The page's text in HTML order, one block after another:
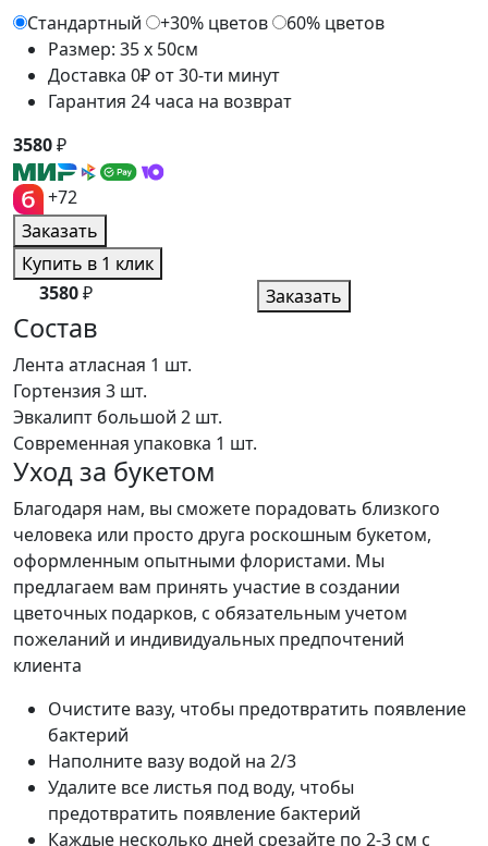
Стандартный
+30% цветов
60% цветов
Размер: 35 x 50см
Доставка 0₽ от 30-ти минут
Гарантия 24 часа на возврат
3580₽
+72
Заказать
Купить в 1 клик
3580₽ Заказать
Состав
Лента атласная 1 шт.
Гортензия 3 шт.
Эвкалипт большой 2 шт.
Современная упаковка 1 шт.
Уход за букетом
Благодаря нам, вы сможете порадовать близкого
человека или просто друга роскошным букетом,
оформленным опытными флористами. Мы
предлагаем вам принять участие в создании
цветочных подарков, с обязательным учетом
пожеланий и индивидуальных предпочтений
клиента
Очистите вазу, чтобы предотвратить появление
бактерий
Наполните вазу водой на 2/3
Удалите все листья под воду, чтобы
предотвратить появление бактерий
Каждые несколько дней срезайте по 2-3 см с